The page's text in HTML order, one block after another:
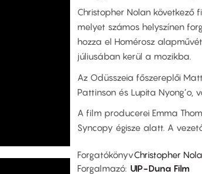
Christopher Nolan következő
melyet számos helyszínen
hozza el Homérosz
júliusában kerül a mozikba.
Az Odüsszeia főszereplői
Pattinson és Lupita Nyong’o,
A film producerei Emma
Syncopy égisze alatt. A
ForgatókönyvChristopher
Forgalmazó UIP-Duna Film